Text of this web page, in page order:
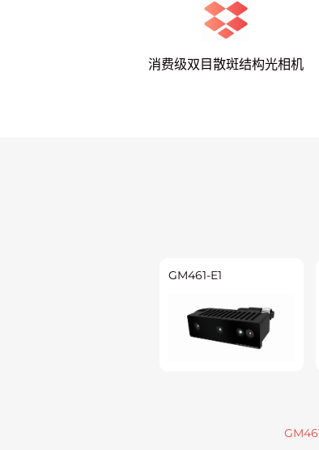
消费级双目散斑结构光相机
GM461-E1